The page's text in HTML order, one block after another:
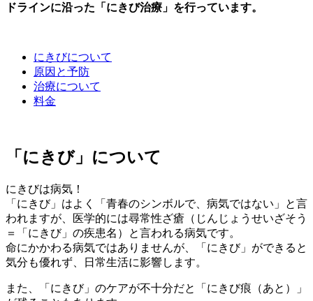
ドラインに沿った「にきび治療」を行っています。
にきびについて
原因と予防
治療について
料金
「にきび」について
にきびは病気！
「にきび」はよく「青春のシンボルで、病気ではない」と言
われますが、医学的には尋常性ざ瘡（じんじょうせいざそう
＝「にきび」の疾患名）と言われる病気です。
命にかかわる病気ではありませんが、「にきび」ができると
気分も優れず、日常生活に影響します。
また、「にきび」のケアが不十分だと「にきび痕（あと）」